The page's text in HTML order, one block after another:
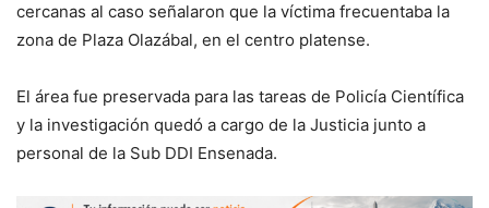
cercanas al caso señalaron que la víctima frecuentaba la
zona de Plaza Olazábal, en el centro platense.
El área fue preservada para las tareas de Policía Científica
y la investigación quedó a cargo de la Justicia junto a
personal de la Sub DDI Ensenada.